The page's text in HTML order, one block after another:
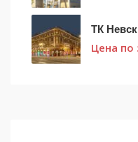
ТК
Цена по